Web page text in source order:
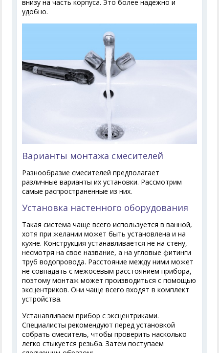
внизу на часть корпуса. Это более надежно и
удобно.
Варианты монтажа смесителей
Разнообразие смесителей предполагает
различные варианты их установки. Рассмотрим
самые распространенные из них.
Установка настенного оборудования
Такая система чаще всего используется в ванной,
хотя при желании может быть установлена и на
кухне. Конструкция устанавливается не на стену,
несмотря на свое название, а на угловые фитинги
труб водопровода. Расстояние между ними может
не совпадать с межосевым расстоянием прибора,
поэтому монтаж может производиться с помощью
эксцентриков. Они чаще всего входят в комплект
устройства.
Устанавливаем прибор с эксцентриками.
Специалисты рекомендуют перед установкой
собрать смеситель, чтобы проверить насколько
легко стыкуется резьба. Затем поступаем